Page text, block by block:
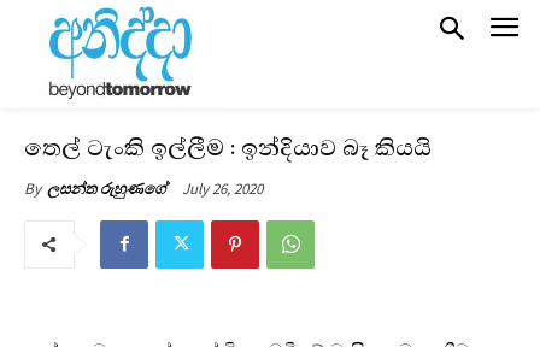
තෙල් ටැංකි ඉල්ලීම : ඉන්දියාව බෑ කියයි
By ලසන්ත රුහුණගේ July 26, 2020